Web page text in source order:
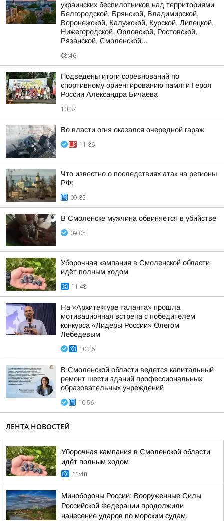
украинских беспилотников над территориями
Белгородской, Брянской, Владимирской,
Воронежской, Калужской, Курской, Липецкой,
Нижегородской, Орловской, Ростовской,
Рязанской, Смоленской...
08:46
Подведены итоги соревнований по
спортивному ориентированию памяти Героя
России Александра Бичаева
10:37
Во власти огня оказался очередной гараж
11:36
Что известно о последствиях атак на регионы
РФ:
09:35
В Смоленске мужчина обвиняется в убийстве
09:05
Уборочная кампания в Смоленской области
идёт полным ходом
11:48
На «Архитектуре таланта» прошла
мотивационная встреча с победителем
конкурса «Лидеры России» Олегом
Лебедевым
10:26
В Смоленской области ведется капитальный
ремонт шести зданий профессиональных
образовательных учреждений
10:56
ЛЕНТА НОВОСТЕЙ
Уборочная кампания в Смоленской области
идёт полным ходом
11:48
Минобороны России: Вооруженные Силы
Российской Федерации продолжили
нанесение ударов по морским судам,